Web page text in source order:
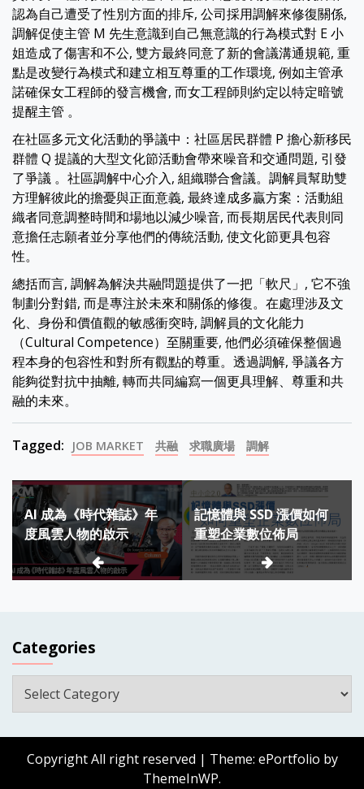
認為自己遭受了性別方面的排斥, 公司採用調解來修復關係,
調解促使主管 M 先生意識到自己無意識的行為模式對 E 小
姐造成了傷害和不公, 雙方最終同意了新的會議溝通規範, 重
點是改變行為模式和建立相互尊重的工作環境, 例如主管承
諾確保女工程師的發言機會, 而女工程師則約定以特定暗號
提醒主管 。
在社區多元文化活動的爭議中：社區居民群體 P 擔心新移民
群體 Q 提議的大型文化節活動會帶來噪音和交通問題, 引發
了爭議 。社區調解中心介入, 組織聯合會議。調解員幫助雙
方理解彼此的擔憂與正面意義, 最終達成多贏方案：活動組
織者同意調整時間和場地以減少噪音, 而長期居民代表則同
意擔任志願者並分享他們的傳統活動, 使文化節更具包容
性。
總括而言, 調解為解決共融問題提供了一把「軟尺」, 它不強
制劃分對錯, 而是專注於未來和關係的修復。在處理涉及文
化、身份和價值觀的敏感衝突時, 調解員的文化能力
（Cultural Competence）至關重要, 他們必須確保整個過
程本身的包容性和對所有觀點的尊重。透過調解, 爭議各方
能夠從對抗中抽離, 轉而共同編寫一個更具理解、尊重和共
融的未來。
Tagged: JOB MARKET 共融 求職廣場 調解
Post
navigation
AI 成為《時代雜誌》年
度風雲人物的啟示
記憶體與 SSD 漲價如何
重塑企業數位佈局
Categories
Categories
Copyright All right reserved | Theme: ePortfolio by
ThemeInWP.